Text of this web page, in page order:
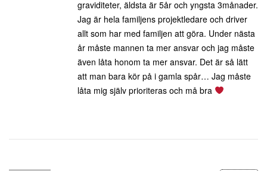
graviditeter, äldsta är 5år och yngsta 3månader.
Jag är hela familjens projektledare och driver
allt som har med familjen att göra. Under nästa
år måste mannen ta mer ansvar och jag måste
även låta honom ta mer ansvar. Det är så lätt
att man bara kör på i gamla spår… Jag måste
låta mig själv prioriteras och må bra